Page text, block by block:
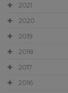
2021
2020
2019
2018
2017
2016